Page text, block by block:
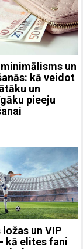
un
kā veidot
un
pieeju
un VIP
kā elites fani